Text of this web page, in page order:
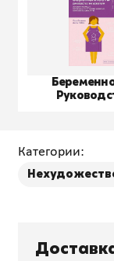
Категории: